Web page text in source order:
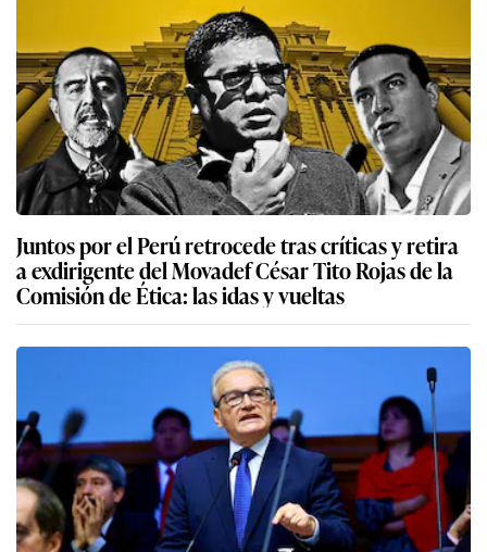
Juntos por el Perú retrocede tras críticas y retira
a exdirigente del Movadef César Tito Rojas de la
Comisión de Ética: las idas y vueltas